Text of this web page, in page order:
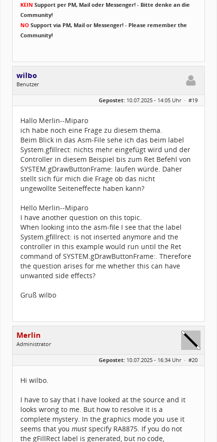
KEIN Support per PM, Mail oder Messenger! - Bitte denke an die
Community!
NO Support via PM, Mail or Messenger! - Please remember the
Community!
wilbo
Benutzer
Geschlecht:
Beiträge:
70
Gepostet: 10.07.2025 - 14:05 Uhr · #19
Hallo Merlin--Miparo
ich habe noch eine Frage zu diesem thema.
Beim Blick in das Asm-File sehe ich das beim label
System.gfillrect: nichts mehr eingefügt wird und der
Controller in diesem Beispiel bis zum Ret Befehl von
SYSTEM.gDrawButtonFrame: laufen würde. Daher
stellt sich für mich die Frage ob das nicht
ungewollte Seiteneffecte haben kann?
Hello Merlin--Miparo
I have another question on this topic.
When looking into the asm-file I see that the label
System.gfillrect: is not inserted anymore and the
controller in this example would run until the Ret
command of SYSTEM.gDrawButtonFrame:. Therefore
the question arises for me whether this can have
unwanted side effects?
Gruß wilbo
Merlin
Administrator
Beiträge:
1502
Gepostet: 10.07.2025 - 16:34 Uhr · #20
Hi wilbo.
I have to say that I have looked at the source and it
looks wrong to me. But how to resolve it is a
complete mystery. In the graphics mode you use it
seems that you must specify RA8875. If you do not
the gFillRect label is generated, but no code,